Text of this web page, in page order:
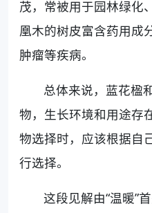
茂，常被用于园林绿化
凰木的树皮富含药用成
肿瘤等疾病。
总体来说，蓝花楹
物，生长环境和用途存
物选择时，应该根据自
行选择。
这段见解由“温暖”